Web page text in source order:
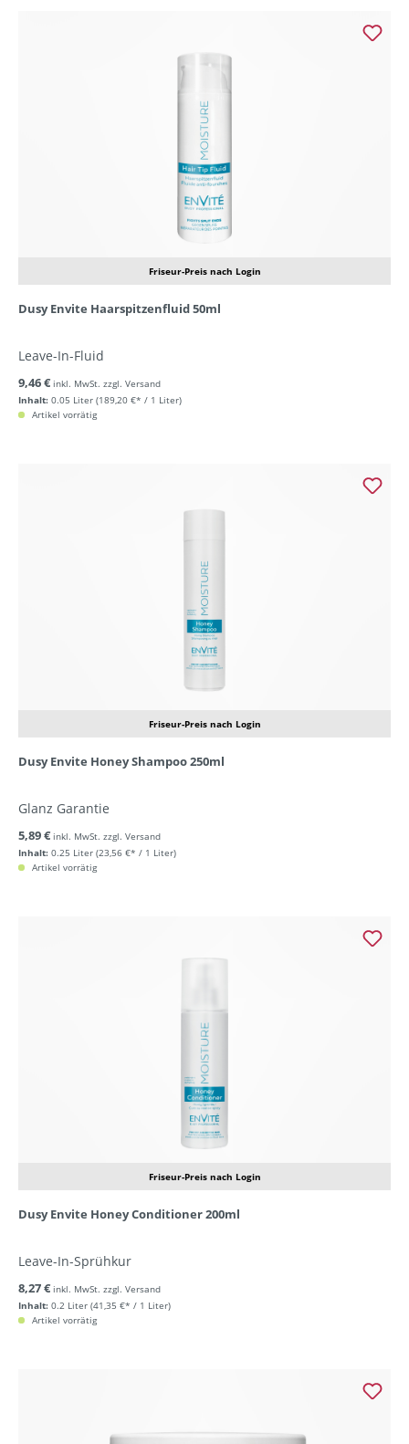
Friseur-Preis nach Login
Dusy Envite Haarspitzenfluid 50ml
Leave-In-Fluid
Inhalt: 0.05 Liter (189,20 €* / 1 Liter)
9,46 € inkl. MwSt. zzgl. Versand
Artikel vorrätig
Friseur-Preis nach Login
Dusy Envite Honey Shampoo 250ml
Glanz Garantie
Inhalt: 0.25 Liter (23,56 €* / 1 Liter)
5,89 € inkl. MwSt. zzgl. Versand
Artikel vorrätig
Friseur-Preis nach Login
Dusy Envite Honey Conditioner 200ml
Leave-In-Sprühkur
Inhalt: 0.2 Liter (41,35 €* / 1 Liter)
8,27 € inkl. MwSt. zzgl. Versand
Artikel vorrätig